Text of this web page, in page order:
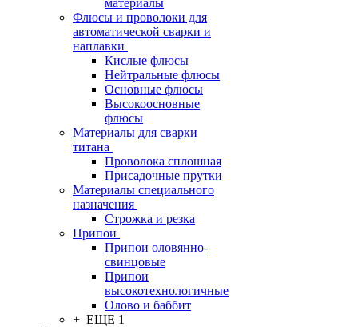
материалы
Флюсы и проволоки для
автоматической сварки и
наплавки
Кислые флюсы
Нейтральные флюсы
Основные флюсы
Высокоосновные
флюсы
Материалы для сварки
титана
Проволока сплошная
Присадочные прутки
Материалы специального
назначения
Строжка и резка
Припои
Припои оловянно-
свинцовые
Припои
высокотехнологичные
Олово и баббит
+ ЕЩЕ 1